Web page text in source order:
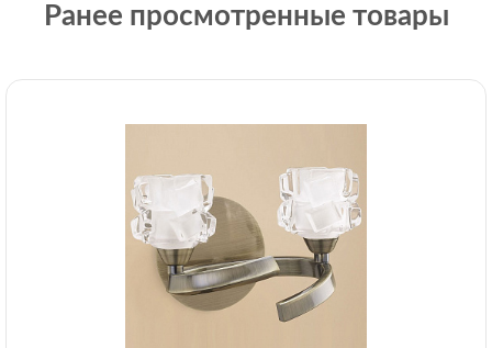
Ранее просмотренные товары